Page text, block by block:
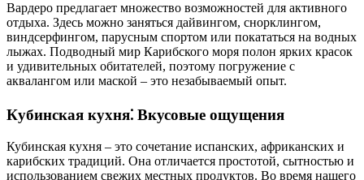
Вардеро предлагает множество возможностей для активного
отдыха. Здесь можно заняться дайвингом, снорклингом,
виндсерфингом, парусным спортом или покататься на водных
лыжах. Подводный мир Карибского моря полон ярких красок
и удивительных обитателей, поэтому погружение с
аквалангом или маской – это незабываемый опыт.
Кубинская кухня⁚ Вкусовые ощущения
Кубинская кухня – это сочетание испанских, африканских и
карибских традиций. Она отличается простотой, сытностью и
использованием свежих местных продуктов. Во время нашего